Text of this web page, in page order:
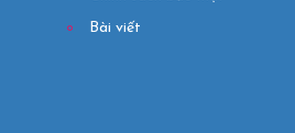
Bài viết